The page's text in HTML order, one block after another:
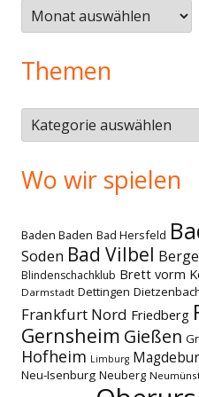
Älteres
Themen
Themen
Wo wir spielen
Baden Baden Bad Hersfeld
Soden Bad Vilbel
Blindenschachklub Brett vorm
Darmstadt Dettingen
Frankfurt Nord Friedberg
Gernsheim Gießen
Hofheim Limburg
Neu-Isenburg Neuberg